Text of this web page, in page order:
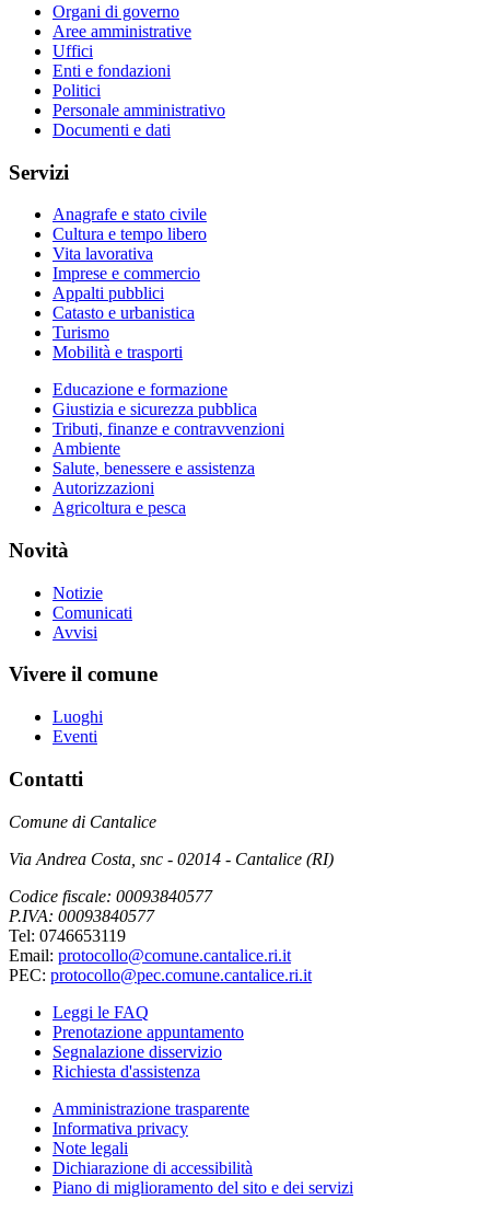
Organi di governo
Aree amministrative
Uffici
Enti e fondazioni
Politici
Personale amministrativo
Documenti e dati
Servizi
Anagrafe e stato civile
Cultura e tempo libero
Vita lavorativa
Imprese e commercio
Appalti pubblici
Catasto e urbanistica
Turismo
Mobilità e trasporti
Educazione e formazione
Giustizia e sicurezza pubblica
Tributi, finanze e contravvenzioni
Ambiente
Salute, benessere e assistenza
Autorizzazioni
Agricoltura e pesca
Novità
Notizie
Comunicati
Avvisi
Vivere il comune
Luoghi
Eventi
Contatti
Comune di Cantalice
Via Andrea Costa, snc - 02014 - Cantalice (RI)
Codice fiscale: 00093840577
P.IVA: 00093840577
Tel: 0746653119
Email: protocollo@comune.cantalice.ri.it
PEC: protocollo@pec.comune.cantalice.ri.it
Leggi le FAQ
Prenotazione appuntamento
Segnalazione disservizio
Richiesta d'assistenza
Amministrazione trasparente
Informativa privacy
Note legali
Dichiarazione di accessibilità
Piano di miglioramento del sito e dei servizi